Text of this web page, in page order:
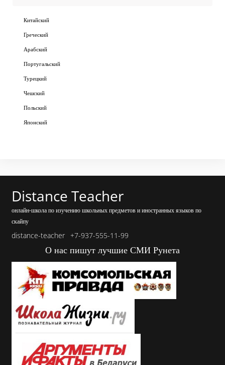
Китайский
Греческий
Арабский
Португальский
Турецкий
Чешский
Польский
Японский
Distance Teacher
онлайн-школа по изучению школьных предметов и иностранных языков по
скайпу
distance-teacher +7-937-555-11-99
О нас пишут лучшие СМИ Рунета